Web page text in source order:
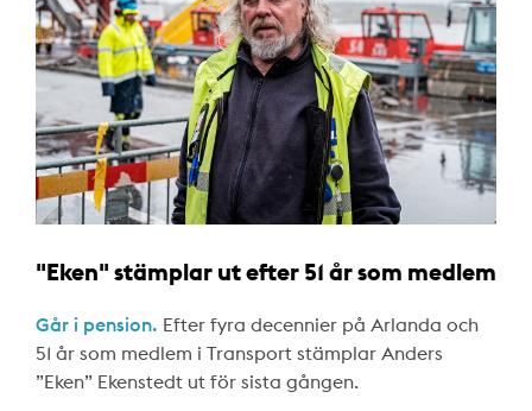
"Eken" stämplar ut efter 51 år som medlem
Går i pension. Efter fyra decennier på Arlanda och
51 år som medlem i Transport stämplar Anders
”Eken” Ekenstedt ut för sista gången.